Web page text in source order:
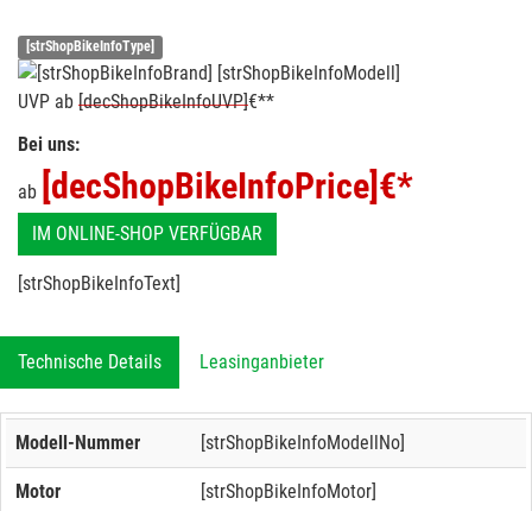
[strShopBikeInfoType]
UVP ab [decShopBikeInfoUVP]€**
Bei uns:
ab [decShopBikeInfoPrice] €*
IM ONLINE-SHOP VERFÜGBAR
[strShopBikeInfoText]
Technische Details Leasinganbieter
Modell-Nummer [strShopBikeInfoModellNo]
Motor [strShopBikeInfoMotor]